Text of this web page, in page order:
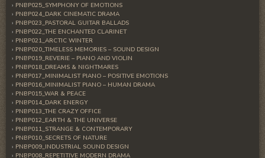
PNBP025_SYMPHONY OF EMOTIONS
PNBP024_DARK CINEMATIC DRAMA
PNBP023_PASTORAL GUITAR BALLADS
PNBP022_THE ENCHANTED CLARINET
PNBP021_ARCTIC WINTER
PNBP020_TIMELESS MEMORIES – SOUND DESIGN
PNBP019_REVERIE – PIANO AND VIOLIN
PNBP018_DREAMS & NIGHTMARES
PNBP017_MINIMALIST PIANO – POSITIVE EMOTIONS
PNBP016_MINIMALIST PIANO – HUMAN DRAMA
PNBP015_WAR & PEACE
PNBP014_DARK ENERGY
PNBP013_THE CRAZY OFFICE
PNBP012_EARTH & THE UNIVERSE
PNBP011_STRANGE & CONTEMPORARY
PNBP010_SECRETS OF NATURE
PNBP009_INDUSTRIAL SOUND DESIGN
PNBP008_REPETITIVE MODERN DRAMA